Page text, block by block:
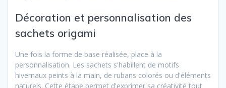
Décoration et personnalisation des
sachets origami
Une fois la forme de base réalisée, place à la
personnalisation. Les sachets s'habillent de motifs
hivernaux peints à la main, de rubans colorés ou d'éléments
naturels. Cette étape permet d'exprimer sa créativité tout